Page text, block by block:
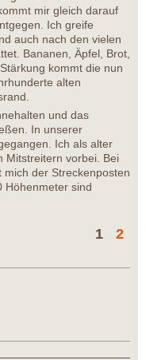
mir gleich darauf
Ich greife
auch nach den vielen
Bananen, Äpfel, Brot,
kommt die nun
alten
und das
In unserer
Ich als alter
Mitstreitern vorbei. Bei
der Streckenposten
Höhenmeter sind
1 2